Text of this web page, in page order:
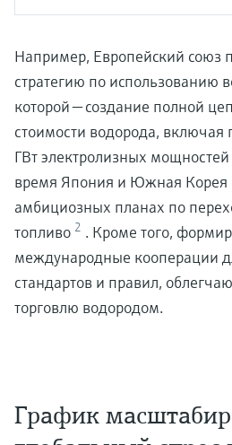
Например, Европейский союз
стратегию по использованию
которой — создание полной
стоимости водорода, включая
ГВт электролизных
время Япония и Южная Корея
амбициозных планах по
топливо 2 . Кроме того,
международные кооперации
стандартов и правил,
торговлю водородом.
График